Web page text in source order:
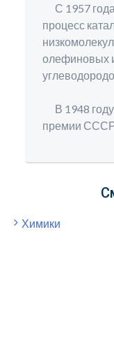
С 1957
процесс
олефиновых
В 1948 году
премии
Химики